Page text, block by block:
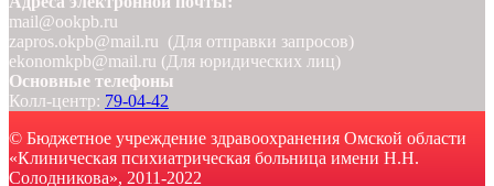
mail@ookpb.ru
zapros.okpb@mail.ru (Для отправки запросов)
ekonomkpb@mail.ru (Для юридических лиц)
Основные телефоны
Колл-центр: 79-04-42
© Бюджетное учреждение здравоохранения Омской области
«Клиническая психиатрическая больница имени Н.Н.
Солодникова», 2011-2022